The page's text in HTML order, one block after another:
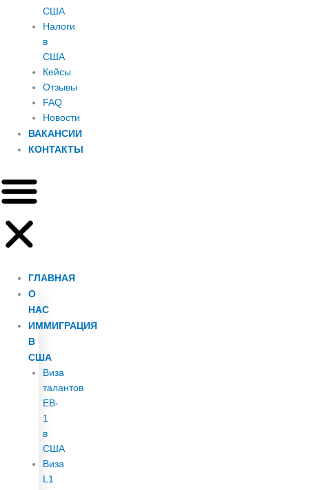
США
Налоги
в
США
Кейсы
Отзывы
FAQ
Новости
ВАКАНСИИ
КОНТАКТЫ
ГЛАВНАЯ
О
НАС
ИММИГРАЦИЯ
В
США
Виза
талантов
EB-
1
в
США
Виза
L1